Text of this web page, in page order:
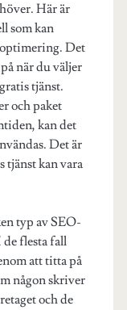
Här är
som kan
Det
när du väljer
tjänst.
och paket
kan det
Det är
tjänst kan vara
typ av SEO-
de flesta fall
att titta på
någon skriver
och de